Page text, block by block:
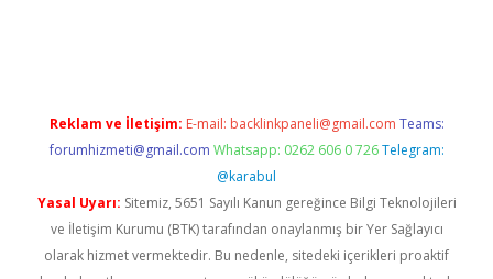
Reklam ve İletişim: E-mail: backlinkpaneli@gmail.com Teams:
forumhizmeti@gmail.com Whatsapp: 0262 606 0 726 Telegram:
@karabul
Yasal Uyarı: Sitemiz, 5651 Sayılı Kanun gereğince Bilgi Teknolojileri
ve İletişim Kurumu (BTK) tarafından onaylanmış bir Yer Sağlayıcı
olarak hizmet vermektedir. Bu nedenle, sitedeki içerikleri proaktif